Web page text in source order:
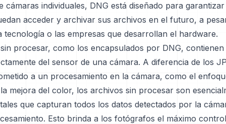
cámaras individuales, DNG está diseñado para
acceder y archivar sus archivos en el futuro, a
tecnología o las empresas que desarrollan el hardware.
procesar, como los encapsulados por DNG, contienen
del sensor de una cámara. A diferencia de los
a un procesamiento en la cámara, como el
mejora del color, los archivos sin procesar son
que capturan todos los datos detectados por la
Esto brinda a los fotógrafos el máximo